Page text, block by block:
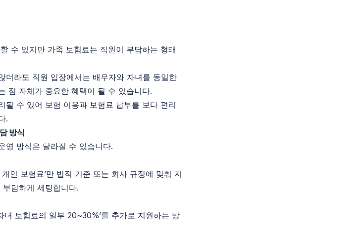
수 있지만 가족 보험료는 직원이 부담하는 형태
더라도 직원 입장에서는 배우자와 자녀를 동일한
점 자체가 중요한 혜택이 될 수 있습니다.
될 수 있어 보험 이용과 보험료 납부를 보다 편리
.
방식
영 방식은 달라질 수 있습니다.
인 보험료’만 법적 기준 또는 회사 규정에 맞춰 지
담하게 세팅합니다.
보험료의 일부 20~30%’를 추가로 지원하는 방